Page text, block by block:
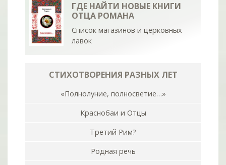
ГДЕ НАЙТИ НОВЫЕ КНИГИ
ОТЦА РОМАНА
Список магазинов и церковных
лавок
СТИХОТВОРЕНИЯ РАЗНЫХ ЛЕТ
«Полнолуние, полносветие…»
Краснобаи и Отцы
Третий Рим?
Родная речь